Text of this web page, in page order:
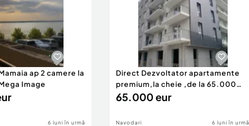
ap 2 camere la
Image
6 luni în urmă
Direct Dezvoltator apartamente
premium,la cheie ,de la 65.000
eur
65.000 eur
Navodari 6 luni în urmă